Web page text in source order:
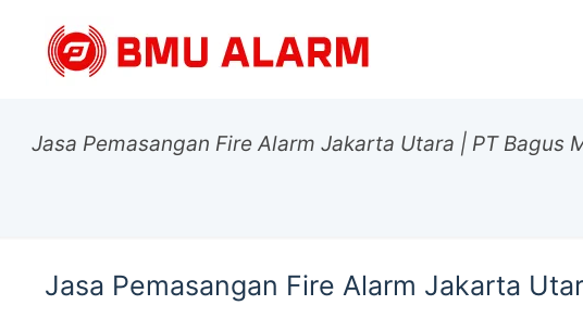
Jasa Pemasangan Fire Alarm Jakarta Utara | PT Bagus
Jasa Pemasangan Fire Alarm Jakarta